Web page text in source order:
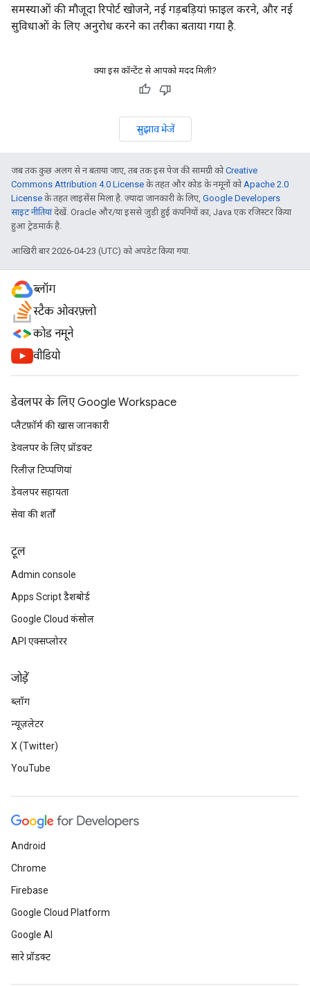
समस्याओं की मौजूदा रिपोर्ट खोजने, नई गड़बड़ियां फ़ाइल करने, और नई
सुविधाओं के लिए अनुरोध करने का तरीका बताया गया है.
क्या इस कॉन्टेंट से आपको मदद मिली?
सुझाव भेजें
जब तक कुछ अलग से न बताया जाए, तब तक इस पेज की सामग्री कोCreative
Commons Attribution 4.0 License के तहत और कोड के नमूनों कोApache 2.0
License के तहत लाइसेंस मिला है. ज़्यादा जानकारी के लिए, Google Developers
साइट नीतियांदेखें. Oracle और/या इससे जुड़ी हुई कंपनियों का, Java एक रजिस्टर किया
हुआ ट्रेडमार्क है.
आखिरी बार 2026-04-23 (UTC) को अपडेट किया गया.
ब्लॉग
स्टैक ओवरफ़्लो
कोड नमूने
वीडियो
डेवलपर के लिए Google Workspace
प्लैटफ़ॉर्म की खास जानकारी
डेवलपर के लिए प्रॉडक्ट
रिलीज़ टिप्पणियां
डेवलपर सहायता
सेवा की शर्तों
टूल
Admin console
Apps Script डैशबोर्ड
Google Cloud कंसोल
API एक्सप्लोरर
जोड़ें
ब्लॉग
न्यूज़लेटर
X (Twitter)
YouTube
Android
Chrome
Firebase
Google Cloud Platform
Google AI
सारे प्रॉडक्ट